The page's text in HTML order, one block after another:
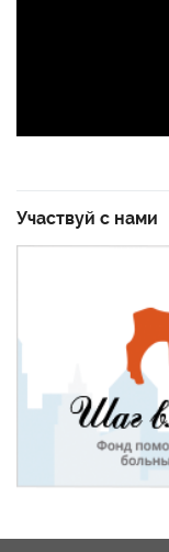
Участвуй с нами